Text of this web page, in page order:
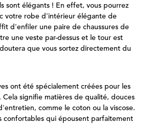
sont élégants ! En effet, vous pourrez
votre robe d'intérieur élégante de
d'enfiler une paire de chaussures de
une veste par-dessus et le tour est
que vous sortez directement du
ont été spécialement créées pour les
signifie matières de qualité, douces
comme le coton ou la viscose.
confortables qui épousent parfaitement